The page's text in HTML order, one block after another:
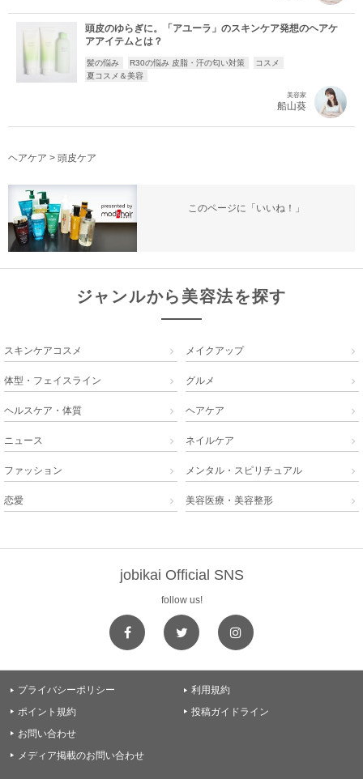
頭皮のゆらぎに。「アユーラ」のスキンケア発想のヘアケ
アアイテムとは？
髪の悩み R30の悩み 皮脂・汗の匂い対策
コスメ
夏コスメ＆美容
美容家
船山葵
ヘアケア > 頭皮ケア
このページに「いいね！」
ジャンルから美容法を探す
スキンケアコスメ  メイクアップ 
体型・フェイスライン  グルメ 
ヘルスケア・体質  ヘアケア 
ニュース  ネイルケア 
ファッション  メンタル・スピリチュアル 
恋愛  美容医療・美容整形 
jobikai Official SNS
follow us!
 プライバシーポリシー  利用規約
 ポイント規約  投稿ガイドライン
 お問い合わせ
 メディア掲載のお問い合わせ